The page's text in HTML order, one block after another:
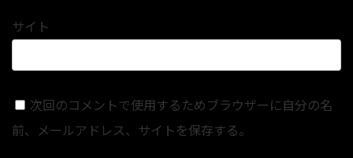
サイト
次回のコメントで使用するためブラウザーに自分の名
前、メールアドレス、サイトを保存する。